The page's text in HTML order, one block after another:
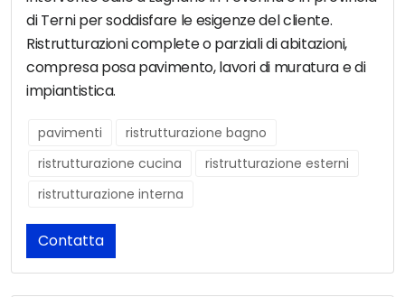
di Terni per soddisfare le esigenze del cliente.
Ristrutturazioni complete o parziali di abitazioni,
compresa posa pavimento, lavori di muratura e di
impiantistica.
pavimenti
ristrutturazione bagno
ristrutturazione cucina
ristrutturazione esterni
ristrutturazione interna
Contatta